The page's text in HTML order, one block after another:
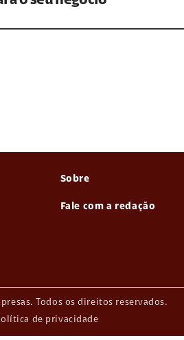
Sobre
Fale com a redação
Todos os direitos reservados.
de privacidade